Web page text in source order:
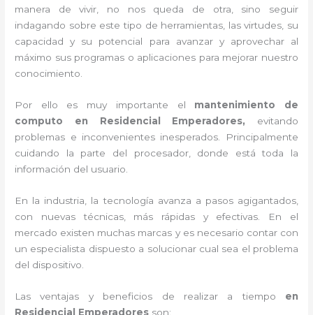
manera de vivir, no nos queda de otra, sino seguir
indagando sobre este tipo de herramientas, las virtudes, su
capacidad y su potencial para avanzar y aprovechar al
máximo sus programas o aplicaciones para mejorar nuestro
conocimiento.
Por ello es muy importante el mantenimiento de
computo en Residencial Emperadores, evitando
problemas e inconvenientes inesperados. Principalmente
cuidando la parte del procesador, donde está toda la
información del usuario.
En la industria, la tecnología avanza a pasos agigantados,
con nuevas técnicas, más rápidas y efectivas . En el
mercado existen muchas marcas y es necesario contar con
un especialista dispuesto a solucionar cual sea el problema
del dispositivo.
Las ventajas y beneficios de realizar a tiempo en
Residencial Emperadores son: